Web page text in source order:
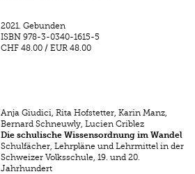
2021. Gebunden
ISBN 978-3-0340-1615-5
CHF 48.00 /EUR 48.00
Anja Giudici, Rita Hofstetter, Karin Manz,
Bernard Schneuwly, Lucien Criblez
Die schulische Wissensordnung im Wandel
Schulfächer, Lehrpläne und Lehrmittel in der
Schweizer Volksschule, 19. und 20.
Jahrhundert